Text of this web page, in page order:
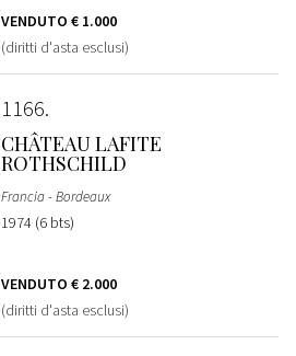
VENDUTO € 1.000
(diritti d'asta esclusi)
1166
CHÂTEAU LAFITE
ROTHSCHILD
Francia - Bordeaux
1974 (6 bts)
VENDUTO € 2.000
(diritti d'asta esclusi)